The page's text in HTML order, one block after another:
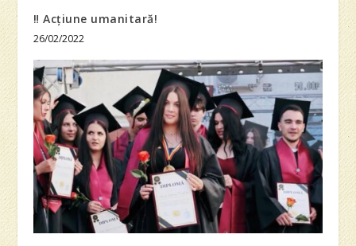
‼️ Acțiune umanitară!
26/02/2022